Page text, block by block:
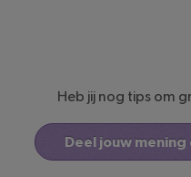
Heb jij nog tips om
Deel jouw